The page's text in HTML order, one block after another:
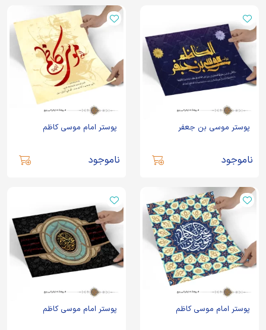
پوستر موسی بن جعفر
ناموجود
پوستر امام موسی کاظم
ناموجود
پوستر امام موسی کاظم پوستر امام موسی کاظم